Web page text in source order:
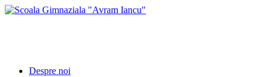
Skip
Despre noi